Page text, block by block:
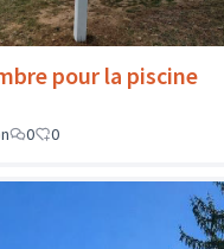
pour la piscine
0 0